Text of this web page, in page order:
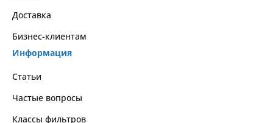
Доставка
Бизнес-клиентам
Информация
Статьи
Частые вопросы
Классы фильтров